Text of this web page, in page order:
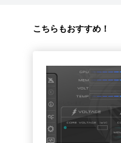
こちらもおすすめ！